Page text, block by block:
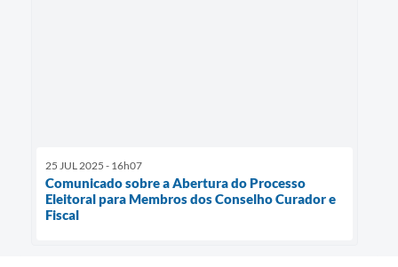
25 JUL 2025 - 16h07
Comunicado sobre a Abertura do Processo
Eleitoral para Membros dos Conselho Curador e
Fiscal